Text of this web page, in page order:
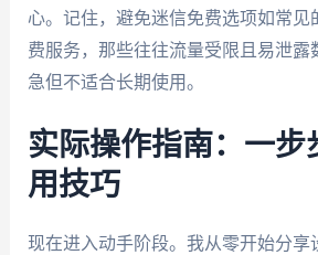
心。记住，避免迷信免费选项如常见
费服务，那些往往流量受限且易泄露
急但不适合长期使用。
实际操作指南：一步
用技巧
现在进入动手阶段。我从零开始分享